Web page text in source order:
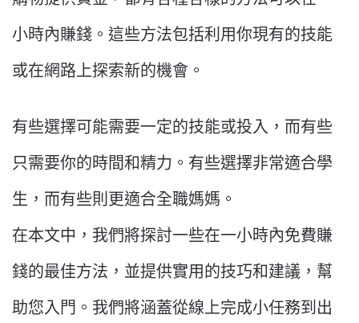
小時內賺錢。這些方法包括利用你現有的技能
或在網路上探索新的機會。
有些選擇可能需要一定的技能或投入，而有些
只需要你的時間和精力。有些選擇非常適合學
生，而有些則更適合全職媽媽。
在本文中，我們將探討一些在一小時內免費賺
錢的最佳方法，並提供實用的技巧和建議，幫
助您入門。我們將涵蓋從線上完成小任務到出